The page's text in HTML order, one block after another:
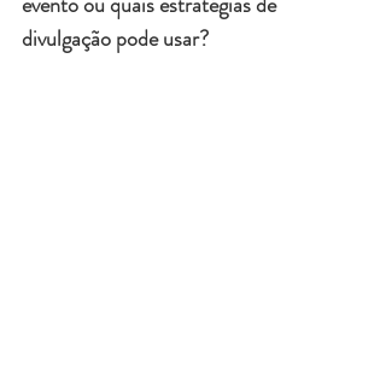
divulgação pode usar?